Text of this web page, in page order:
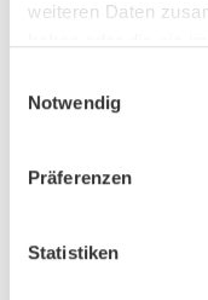
weiteren Daten
Notwendig
Präferenzen
Statistiken